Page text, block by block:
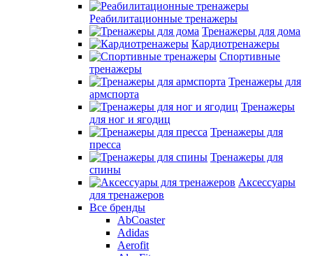
Реабилитационные тренажеры
Тренажеры для дома
Кардиотренажеры
Спортивные
тренажеры
Тренажеры для
армспорта
Тренажеры
для ног и ягодиц
Тренажеры для
пресса
Тренажеры для
спины
Аксессуары
для тренажеров
Все бренды
AbCoaster
Adidas
Aerofit